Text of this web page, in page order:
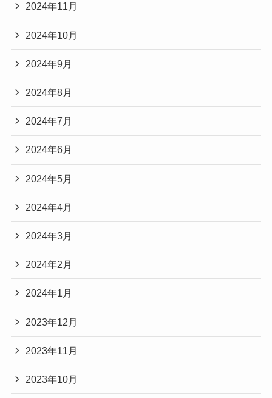
2024年11月
2024年10月
2024年9月
2024年8月
2024年7月
2024年6月
2024年5月
2024年4月
2024年3月
2024年2月
2024年1月
2023年12月
2023年11月
2023年10月